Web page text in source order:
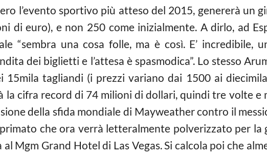
l’evento sportivo più atteso del 2015, genererà un
di euro), e non 250 come inizialmente. A dirlo, ad
“sembra una cosa folle, ma è così. E’ incredibile,
dei biglietti e l’attesa è spasmodica”. Lo stesso
15mila tagliandi (i prezzi variano dai 1500 ai
la cifra record di 74 milioni di dollari, quindi tre volte e
della sfida mondiale di Mayweather contro il
che ora verrà letteralmente polverizzato per la
Mgm Grand Hotel di Las Vegas. Si calcola poi che